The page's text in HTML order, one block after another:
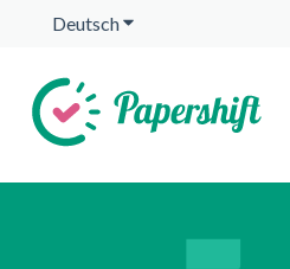
DeutschUntermenü für